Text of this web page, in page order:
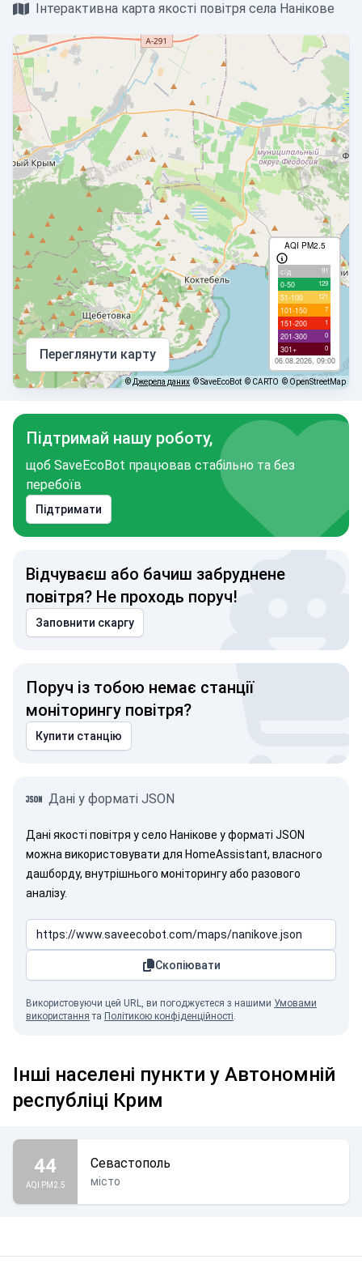
Інтерактивна карта якості повітря села Нанікове
AQI PM2.5
с/д 91
0-50 129
51-100 121
101-150 7
151-200 1
201-300 0
301+ 0
06.08.2026, 09:00
Переглянути карту
©Джерела даних © SaveEcoBot © CARTO © OpenStreetMap
Підтримай нашу роботу,
щоб SaveEcoBot працював стабільно та без
перебоїв
Підтримати
Відчуваєш або бачиш забруднене
повітря? Не проходь поруч!
Заповнити скаргу
Поруч із тобою немає станції
моніторингу повітря?
Купити станцію
Дані у форматі JSON
Дані якості повітря у село Нанікове у форматі JSON
можна використовувати для HomeAssistant, власного
дашборду, внутрішнього моніторингу або разового
аналізу.
Скопіювати
Використовуючи цей URL, ви погоджуєтеся з нашими Умовами
використання та Політикою конфіденційності.
Інші населені пункти у Автономній
республіці Крим
44
AQI PM2.5
Севастополь
місто